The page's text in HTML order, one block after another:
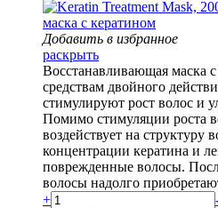
Добавить в избранное
раскрыть
Восстанавливающая маска
средствам двойного
стимулируют рост волос и
Помимо стимуляции роста
воздействует на структуру
концентрации кератина и
поврежденные волосы.
волосы надолго
+